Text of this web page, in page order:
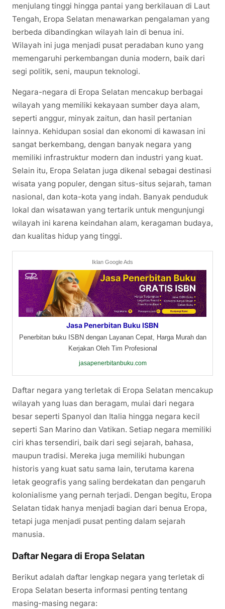
menjulang tinggi hingga pantai yang berkilauan di Laut
Tengah, Eropa Selatan menawarkan pengalaman yang
berbeda dibandingkan wilayah lain di benua ini.
Wilayah ini juga menjadi pusat peradaban kuno yang
memengaruhi perkembangan dunia modern, baik dari
segi politik, seni, maupun teknologi.
Negara-negara di Eropa Selatan mencakup berbagai
wilayah yang memiliki kekayaan sumber daya alam,
seperti anggur, minyak zaitun, dan hasil pertanian
lainnya. Kehidupan sosial dan ekonomi di kawasan ini
sangat berkembang, dengan banyak negara yang
memiliki infrastruktur modern dan industri yang kuat.
Selain itu, Eropa Selatan juga dikenal sebagai destinasi
wisata yang populer, dengan situs-situs sejarah, taman
nasional, dan kota-kota yang indah. Banyak penduduk
lokal dan wisatawan yang tertarik untuk mengunjungi
wilayah ini karena keindahan alam, keragaman budaya,
dan kualitas hidup yang tinggi.
Iklan Google Ads
Jasa Penerbitan Buku ISBN
Penerbitan buku ISBN dengan Layanan Cepat, Harga Murah dan
Kerjakan Oleh Tim Profesional
jasapenerbitanbuku.com
Daftar negara yang terletak di Eropa Selatan mencakup
wilayah yang luas dan beragam, mulai dari negara
besar seperti Spanyol dan Italia hingga negara kecil
seperti San Marino dan Vatikan. Setiap negara memiliki
ciri khas tersendiri, baik dari segi sejarah, bahasa,
maupun tradisi. Mereka juga memiliki hubungan
historis yang kuat satu sama lain, terutama karena
letak geografis yang saling berdekatan dan pengaruh
kolonialisme yang pernah terjadi. Dengan begitu, Eropa
Selatan tidak hanya menjadi bagian dari benua Eropa,
tetapi juga menjadi pusat penting dalam sejarah
manusia.
Daftar Negara di Eropa Selatan
Berikut adalah daftar lengkap negara yang terletak di
Eropa Selatan beserta informasi penting tentang
masing-masing negara: